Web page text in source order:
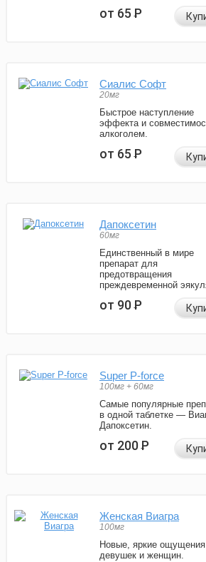
от 65Р
Сиалис Софт
20мг
Быстрое наступление
эффекта и
алкоголем.
от 65Р
Дапоксетин
60мг
Единственный в мире
препарат для
предотвращения
преждевременной
от 90Р
Super P-force
100мг + 60мг
Самые популярные
в одной таблетке —
Дапоксетин.
от 200Р
Женская Виагра
100мг
Новые, яркие
девушек и женщин.